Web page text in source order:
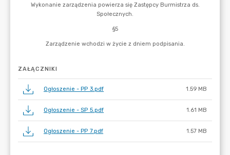
ZAŁĄCZNIKI
Ogłoszenie - PP 3.pdf 1.59 MB
Ogłoszenie - SP 5.pdf 1.61 MB
Ogłoszenie - PP 7.pdf 1.57 MB